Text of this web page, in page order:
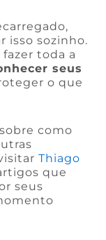
isso sozinho.
toda a
seus
o que
como
Thiago
que
seus